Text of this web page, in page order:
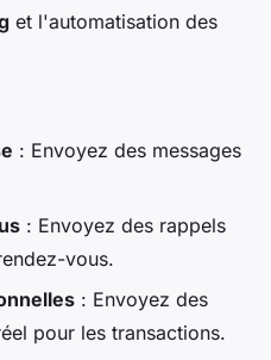
et l'automatisation des
: Envoyez des messages
: Envoyez des rappels
vous.
: Envoyez des
pour les transactions.